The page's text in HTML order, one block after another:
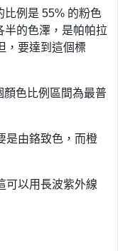
比例是 55% 的粉色
半的色澤，是帕帕拉
，要達到這個標
顏色比例區間為最普
是由鉻致色，而橙
可以用長波紫外線